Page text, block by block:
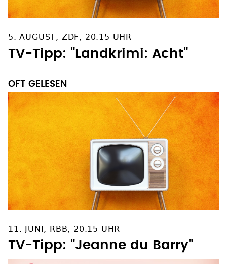
5. AUGUST, ZDF, 20.15 UHR
TV-Tipp: "Landkrimi: Acht"
OFT GELESEN
11. JUNI, RBB, 20.15 UHR
TV-Tipp: "Jeanne du Barry"